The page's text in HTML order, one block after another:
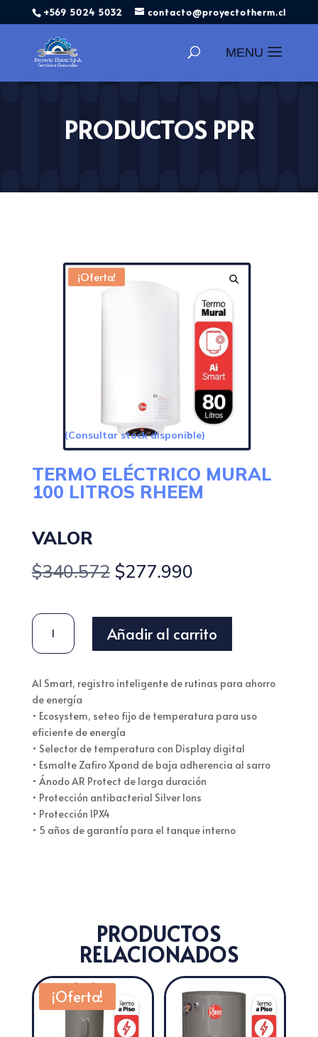
+569 5024 5032 contacto@proyectotherm.cl
productos
PRODUCTOS PPR
¡Oferta!
(Consultar stock disponible)
TERMO ELÉCTRICO MURAL
100 LITROS RHEEM
VALOR
$340.572 El
precio
era:
$340.572.
$277.990El
es:
$277.990.
TERMO
ELÉCTRICO
MURAL
LITROS
RHEEM
CANTIDAD
Añadir al carrito
AI Smart, registro inteligente de rutinas para ahorro
de energía
• Ecosystem, seteo fijo de temperatura para uso
eficiente de energía
• Selector de temperatura con Display digital
• Esmalte Zafiro Xpand de baja adherencia al sarro
• Ánodo AR Protect de larga duración
• Protección antibacterial Silver Ions
• Protección IPX4
• 5 años de garantía para el tanque interno
PRODUCTOS
RELACIONADOS
¡Oferta!